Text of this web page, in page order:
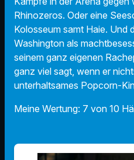
Rhinozeros. Oder eine
Kolosseum samt Haie. Und
Washington als
seinem ganz eigenen
ganz viel sagt, wenn er
unterhaltsames Popcorn-
Meine Wertung: 7 von 10